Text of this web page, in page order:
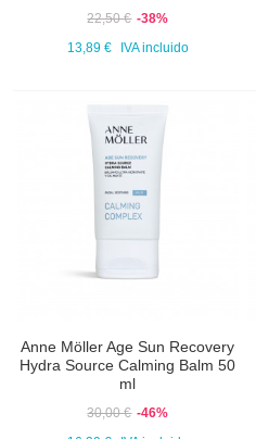
22,50 € -38%
13,89 €
IVA incluido
Anne Möller Age Sun Recovery
Hydra Source Calming Balm 50
ml
30,00 € -46%